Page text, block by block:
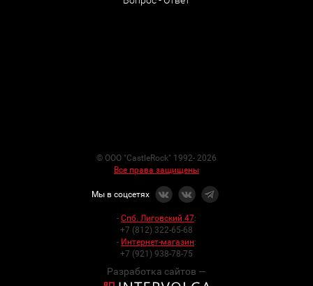
© ООО "CastleRock" 1992- 2026
Все права защищены
Мы в соцсетях
- Спб. Лиговский 47:
+7 (812) 322-65-68
- Интернет-магазин:
+7 (921) 938-78-75
Разработка сайтов —